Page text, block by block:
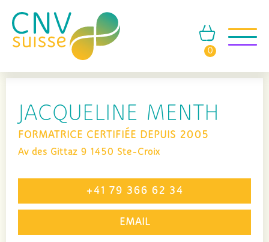
0
JACQUELINE MENTH
FORMATRICE CERTIFIÉE DEPUIS 2005
Av des Gittaz 9 1450 Ste-Croix
+41 79 366 62 34
EMAIL